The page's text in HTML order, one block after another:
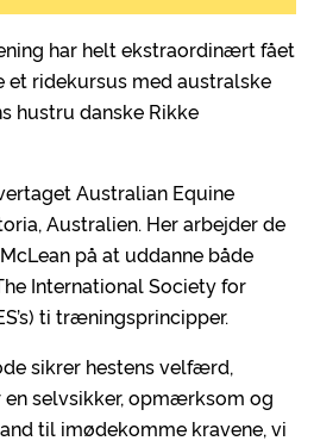
har helt ekstraordinært fået
ridekursus med australske
hustru danske Rikke
Australian Equine
Australien. Her arbejder de
på at uddanne både
International Society for
ti træningsprincipper.
sikrer hestens velfærd,
selvsikker, opmærksom og
til imødekomme kravene, vi